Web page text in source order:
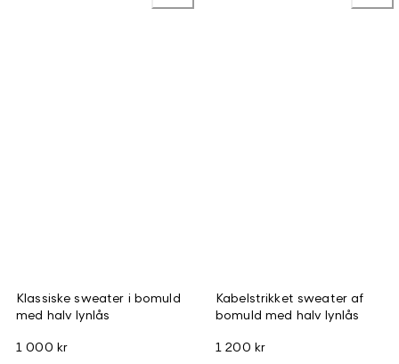
Klassiske sweater i bomuld
med halv lynlås
1 000 kr
Kabelstrikket sweater af
bomuld med halv lynlås
1 200 kr